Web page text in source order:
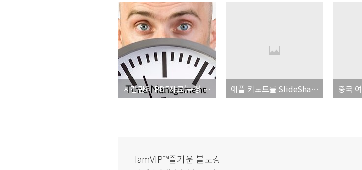
시간관리 PDF자료(북경 모 외국계 기업내에서 사용했던 교육자료) 애플 키노트를 SlideShare에 업로드하는 방법
IamVIP™즐거운 블로깅